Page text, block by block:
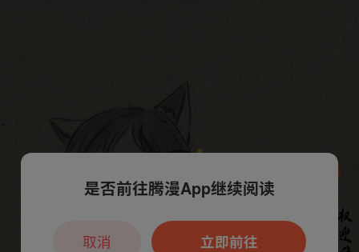
本章节仅支持App阅读，可打开App新用
户7天免费看
是否前往腾漫App继续阅读
立即前往
取消